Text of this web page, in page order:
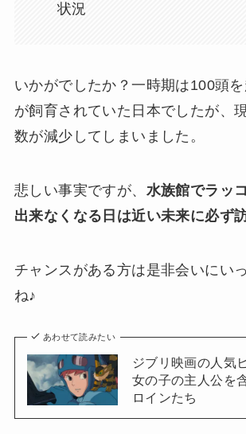
状況
いかがでしたか？一時期は100頭
が飼育されていた日本でしたが、
数が減少してしまいました。
悲しい事実ですが、 水族館でラッ
出来なくなる日は近い未来に必ず
チャンスがある方は是非会いにい
ね♪
あわせて読みたい
ジブリ映画の人気
女の子の主人公を
ロインたち